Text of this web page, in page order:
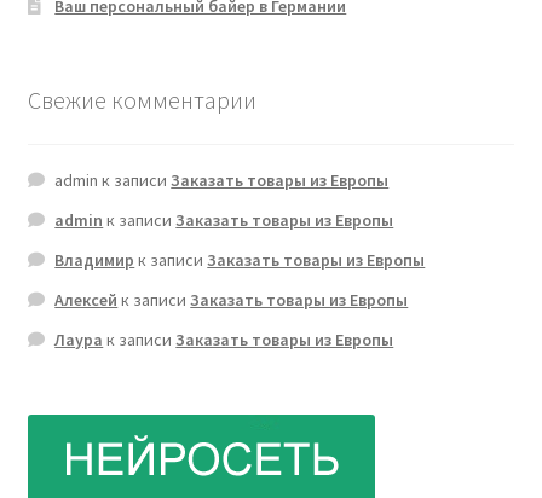
Ваш персональный байер в Германии
Свежие комментарии
admin к записиЗаказать товары из Европы
admin к записиЗаказать товары из Европы
Владимир к записиЗаказать товары из Европы
Алексей к записиЗаказать товары из Европы
Лаура к записиЗаказать товары из Европы